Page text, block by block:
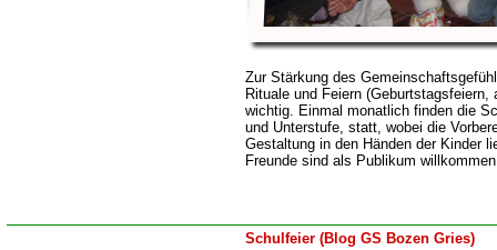
Zur Stärkung des
Rituale und Feiern
wichtig. Einmal monatlich finden die
und Unterstufe, statt, wobei die
Gestaltung in den Händen der Kinder
Freunde sind als Publikum
Schulfeier (Blog GS Bozen Gries)